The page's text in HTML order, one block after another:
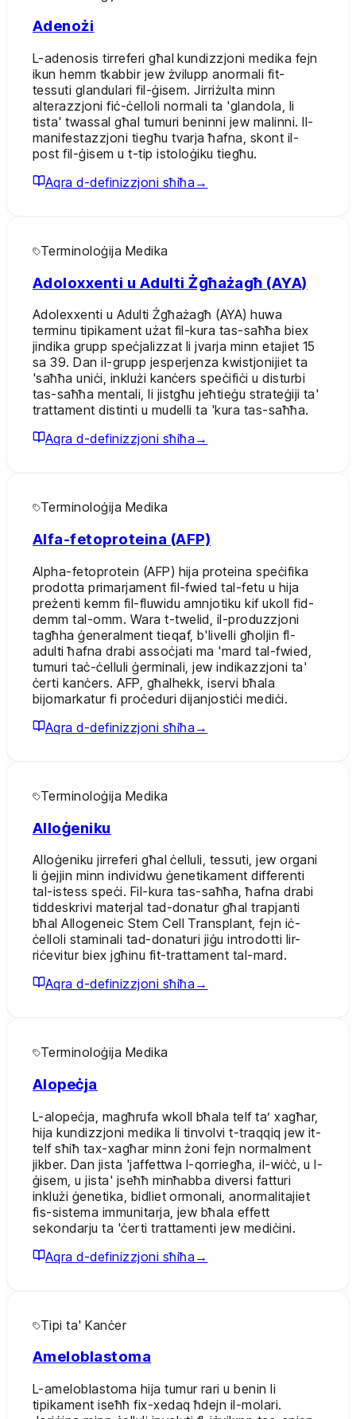
Adenożi
L-adenosis tirreferi għal kundizzjoni medika fejn
ikun hemm tkabbir jew żvilupp anormali fit-
tessuti glandulari fil-ġisem. Jirriżulta minn
alterazzjoni fiċ-ċelloli normali ta 'glandola, li
tista' twassal għal tumuri beninni jew malinni. Il-
manifestazzjoni tiegħu tvarja ħafna, skont il-
post fil-ġisem u t-tip istoloġiku tiegħu.
Aqra d-definizzjoni sħiħa →
Terminoloġija Medika
Adoloxxenti u Adulti Żgħażagħ (AYA)
Adolexxenti u Adulti Żgħażagħ (AYA) huwa
terminu tipikament użat fil-kura tas-saħħa biex
jindika grupp speċjalizzat li jvarja minn etajiet 15
sa 39. Dan il-grupp jesperjenza kwistjonijiet ta
'saħħa uniċi, inklużi kanċers speċifiċi u disturbi
tas-saħħa mentali, li jistgħu jeħtieġu strateġiji ta'
trattament distinti u mudelli ta 'kura tas-saħħa.
Aqra d-definizzjoni sħiħa →
Terminoloġija Medika
Alfa-fetoproteina (AFP)
Alpha-fetoprotein (AFP) hija proteina speċifika
prodotta primarjament fil-fwied tal-fetu u hija
preżenti kemm fil-fluwidu amnjotiku kif ukoll fid-
demm tal-omm. Wara t-twelid, il-produzzjoni
tagħha ġeneralment tieqaf, b'livelli għoljin fl-
adulti ħafna drabi assoċjati ma 'mard tal-fwied,
tumuri taċ-ċelluli ġerminali, jew indikazzjoni ta'
ċerti kanċers. AFP, għalhekk, iservi bħala
bijomarkatur fi proċeduri dijanjostiċi mediċi.
Aqra d-definizzjoni sħiħa →
Terminoloġija Medika
Alloġeniku
Alloġeniku jirreferi għal ċelluli, tessuti, jew organi
li ġejjin minn individwu ġenetikament differenti
tal-istess speċi. Fil-kura tas-saħħa, ħafna drabi
tiddeskrivi materjal tad-donatur għal trapjanti
bħal Allogeneic Stem Cell Transplant, fejn iċ-
ċelloli staminali tad-donaturi jiġu introdotti lir-
riċevitur biex jgħinu fit-trattament tal-mard.
Aqra d-definizzjoni sħiħa →
Terminoloġija Medika
Alopeċja
L-alopeċja, magħrufa wkoll bħala telf ta’ xagħar,
hija kundizzjoni medika li tinvolvi t-traqqiq jew it-
telf sħiħ tax-xagħar minn żoni fejn normalment
jikber. Dan jista 'jaffettwa l-qorriegħa, il-wiċċ, u l-
ġisem, u jista' jseħħ minħabba diversi fatturi
inklużi ġenetika, bidliet ormonali, anormalitajiet
fis-sistema immunitarja, jew bħala effett
sekondarju ta 'ċerti trattamenti jew mediċini.
Aqra d-definizzjoni sħiħa →
Tipi ta' Kanċer
Ameloblastoma
L-ameloblastoma hija tumur rari u benin li
tipikament iseħħ fix-xedaq ħdejn il-molari.